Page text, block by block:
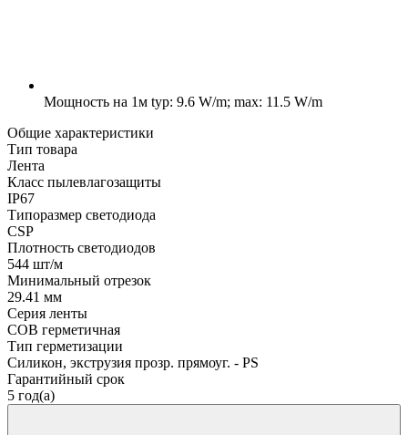
Мощность на 1м typ: 9.6 W/m; max: 11.5 W/m
Общие характеристики
Тип товара
Лента
Класс пылевлагозащиты
IP67
Типоразмер светодиода
CSP
Плотность светодиодов
544 шт/м
Минимальный отрезок
29.41 мм
Серия ленты
COB герметичная
Тип герметизации
Силикон, экструзия прозр. прямоуг. - PS
Гарантийный срок
5 год(а)